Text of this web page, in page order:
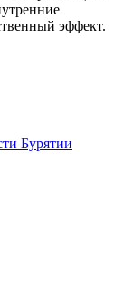
эффект.
Бурятии